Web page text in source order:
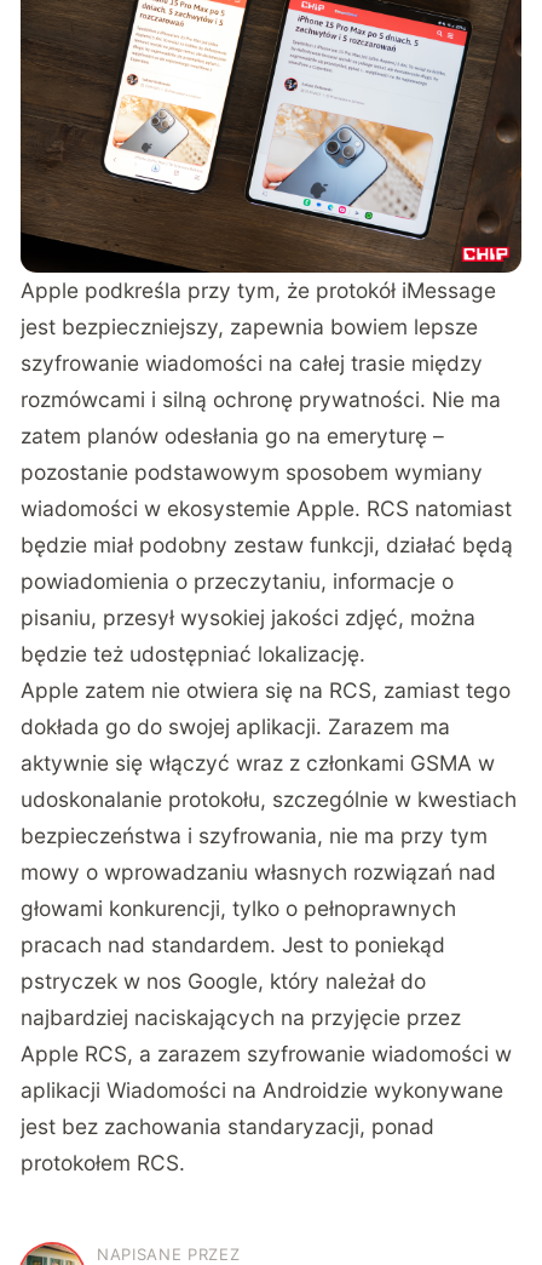
Apple podkreśla przy tym, że protokół iMessage
jest bezpieczniejszy, zapewnia bowiem lepsze
szyfrowanie wiadomości na całej trasie między
rozmówcami i silną ochronę prywatności. Nie ma
zatem planów odesłania go na emeryturę –
pozostanie podstawowym sposobem wymiany
wiadomości w ekosystemie Apple. RCS natomiast
będzie miał podobny zestaw funkcji, działać będą
powiadomienia o przeczytaniu, informacje o
pisaniu, przesył wysokiej jakości zdjęć, można
będzie też udostępniać lokalizację.
Apple zatem nie otwiera się na RCS, zamiast tego
dokłada go do swojej aplikacji. Zarazem ma
aktywnie się włączyć wraz z członkami GSMA w
udoskonalanie protokołu, szczególnie w kwestiach
bezpieczeństwa i szyfrowania, nie ma przy tym
mowy o wprowadzaniu własnych rozwiązań nad
głowami konkurencji, tylko o pełnoprawnych
pracach nad standardem. Jest to poniekąd
pstryczek w nos Google, który należał do
najbardziej naciskających na przyjęcie przez
Apple RCS, a zarazem szyfrowanie wiadomości w
aplikacji Wiadomości na Androidzie wykonywane
jest bez zachowania standaryzacji, ponad
protokołem RCS.
NAPISANE PRZEZ